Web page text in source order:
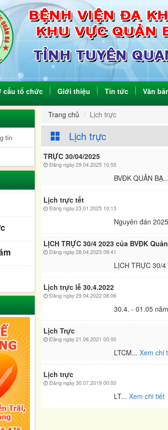
cấu tổ chức Giới thiệu Tin tức Văn
tin
Trang chủ Lịch trực
Lịch trực
TRỰC 30/04/2025
Đăng ngày 29.04.2025 10:55
BVĐK QUẢN
Lịch trực tết
Đăng ngày 23.01.2025 10:13
Nguyên đán
LỊCH TRỰC 30/4 2023 của BVĐK
Đăng ngày 28.04.2023 09:41
LỊCH TRỰC 30/
Lịch trực lễ 30.4.2022
Đăng ngày 29.04.2022 08:06
30.4. - 01.05
Lịch Trực
Đăng ngày 21.06.2021 00:00
LTCM...Xem chi
Lịch trực
Đăng ngày 30.07.2019 00:00
LT...Xem chi tiết